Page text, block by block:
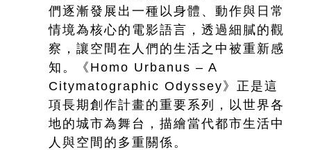
們逐漸發展出一種以身體、動作與日常
情境為核心的電影語言，透過細膩的觀
察，讓空間在人們的生活之中被重新感
知。《Homo Urbanus – A
Citymatographic Odyssey》正是這
項長期創作計畫的重要系列，以世界各
地的城市為舞台，描繪當代都市生活中
人與空間的多重關係。